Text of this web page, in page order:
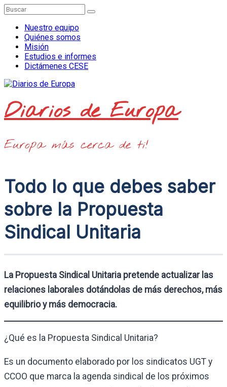
Saltar
al
contenidoNuestro equipo
Quiénes somos
Misión
Estudios e informes
Dictámenes CESE
Diarios de Europa
Europa más cerca de ti!
Todo lo que debes saber
sobre la Propuesta
Sindical Unitaria
La Propuesta Sindical Unitaria pretende actualizar las
relaciones laborales dotándolas de más derechos, más
equilibrio y más democracia.
¿Qué es la Propuesta Sindical Unitaria?
Es un documento elaborado por los sindicatos UGT y
CCOO que marca la agenda sindical de los próximos